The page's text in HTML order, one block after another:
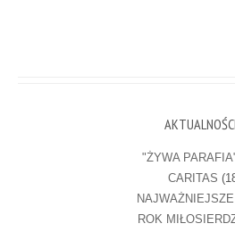
AKTUALNOŚCI
"ŻYWA
CARITAS
NAJWAŻNIEJSZE
ROK